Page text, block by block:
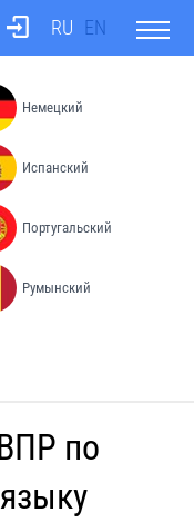
RU EN
Немецкий
Испанский
Португальский
Румынский
по